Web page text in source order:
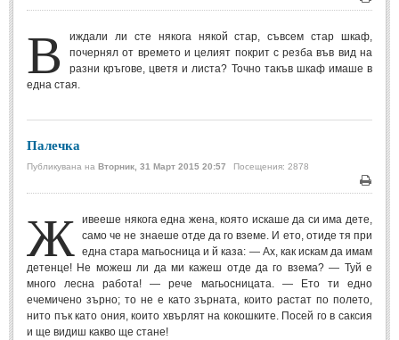
Италия (1)
Персия (1)
Япония (1)
ПОЖЕЛАНИЯ
Рожден ден (4)
Имен ден (3)
Осми март (11)
Баба Марта
Свети Валентин (19)
Нова Година
Печат
В
иждали ли сте някога някой стар, съвсем стар шкаф,
почернял от времето и целият покрит с резба във вид на
разни кръгове, цветя и листа? Точно такъв шкаф имаше в
една стая.
Палечка
Публикувана на Вторник, 31 Март 2015 20:57 Посещения: 2878
Печат
Ж ивееше някога една жена, която искаше да си има дете,
само че не знаеше отде да го вземе. И ето, отиде тя при
една стара магьосница и й каза: — Ах, как искам да имам
детенце! Не можеш ли да ми кажеш отде да го взема? — Туй е
много лесна работа! — рече магьосницата. — Ето ти едно
ечемичено зърно; то не е като зърната, които растат по полето,
нито пък като ония, които хвърлят на кокошките. Посей го в саксия
и ще видиш какво ще стане!